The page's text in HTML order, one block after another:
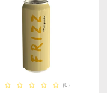
(0)